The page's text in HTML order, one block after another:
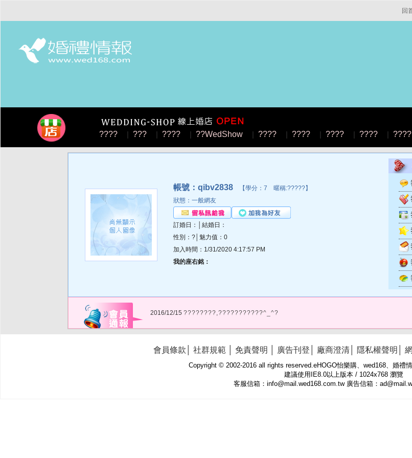
回
???? | ??? | ???? | ??WedShow | ???? | ???? | ???? | ???? | ????
帳號：qibv2838 【學分：7 暱稱:?????】
狀態：一般網友
訂婚日：│結婚日：
性別：?│魅力值：0
加入時間：1/31/2020 4:17:57 PM
我的座右銘：
2016/12/15 ????????,???????????^_^?
會員條款 社群規範 免責聲明 廣告刊登 廠商澄清 隱私權聲明
Copyright © 2002-2016 all rights reserved.eHOGO怡樂購、wed168、婚禮
建議使用IE8.0以上版本 / 1024x768 瀏覽
客服信箱：info@mail.wed168.com.tw 廣告信箱：